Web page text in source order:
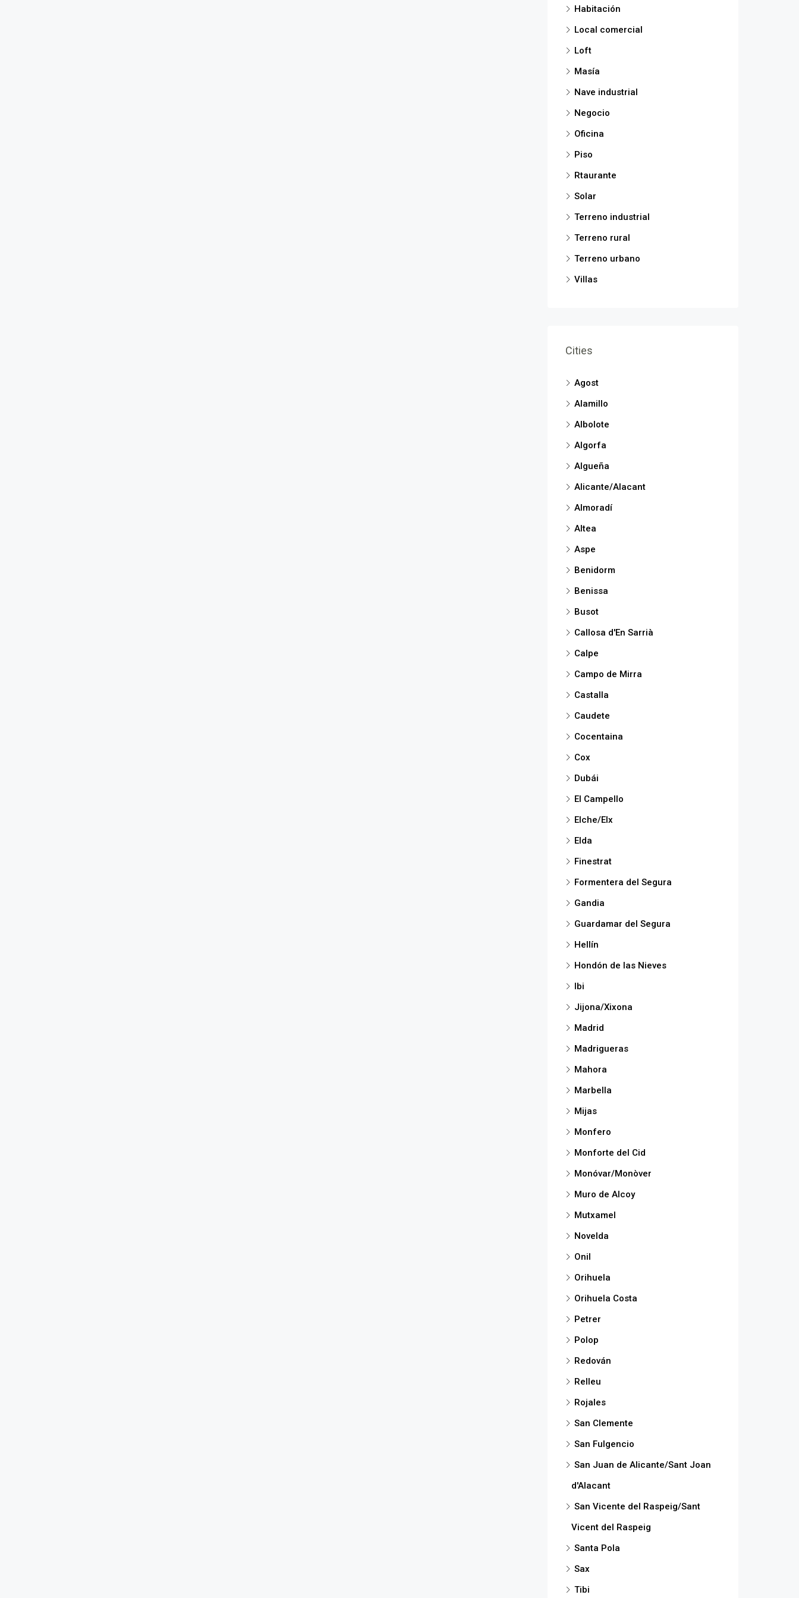
Habitación
Local comercial
Loft
Masía
Nave industrial
Negocio
Oficina
Piso
Rtaurante
Solar
Terreno industrial
Terreno rural
Terreno urbano
Villas
Cities
Agost
Alamillo
Albolote
Algorfa
Algueña
Alicante/Alacant
Almoradí
Altea
Aspe
Benidorm
Benissa
Busot
Callosa d'En Sarrià
Calpe
Campo de Mirra
Castalla
Caudete
Cocentaina
Cox
Dubái
El Campello
Elche/Elx
Elda
Finestrat
Formentera del Segura
Gandia
Guardamar del Segura
Hellín
Hondón de las Nieves
Ibi
Jijona/Xixona
Madrid
Madrigueras
Mahora
Marbella
Mijas
Monfero
Monforte del Cid
Monóvar/Monòver
Muro de Alcoy
Mutxamel
Novelda
Onil
Orihuela
Orihuela Costa
Petrer
Polop
Redován
Relleu
Rojales
San Clemente
San Fulgencio
San Juan de Alicante/Sant Joan
d'Alacant
San Vicente del Raspeig/Sant
Vicent del Raspeig
Santa Pola
Sax
Tibi